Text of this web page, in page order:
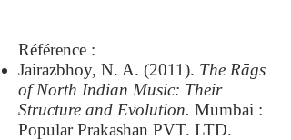
Référence :
Jairazbhoy, N. A. (2011). The Rāgs
of North Indian Music: Their
Structure and Evolution. Mumbai :
Popular Prakashan PVT. LTD.